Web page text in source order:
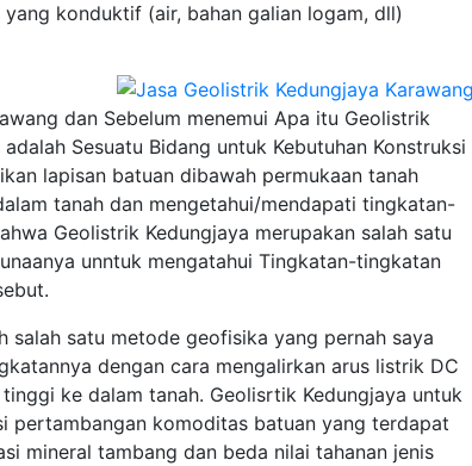
konduktif (air, bahan galian logam, dll)
dan Sebelum menemui Apa itu Geolistrik
Sesuatu Bidang untuk Kebutuhan Konstruksi
lapisan batuan dibawah permukaan tanah
tanah dan mengetahui/mendapati tingkatan-
Geolistrik Kedungjaya merupakan salah satu
unntuk mengatahui Tingkatan-tingkatan
salah satu metode geofisika yang pernah saya
dengan cara mengalirkan arus listrik DC
ke dalam tanah. Geolisrtik Kedungjaya untuk
pertambangan komoditas batuan yang terdapat
mineral tambang dan beda nilai tahanan jenis